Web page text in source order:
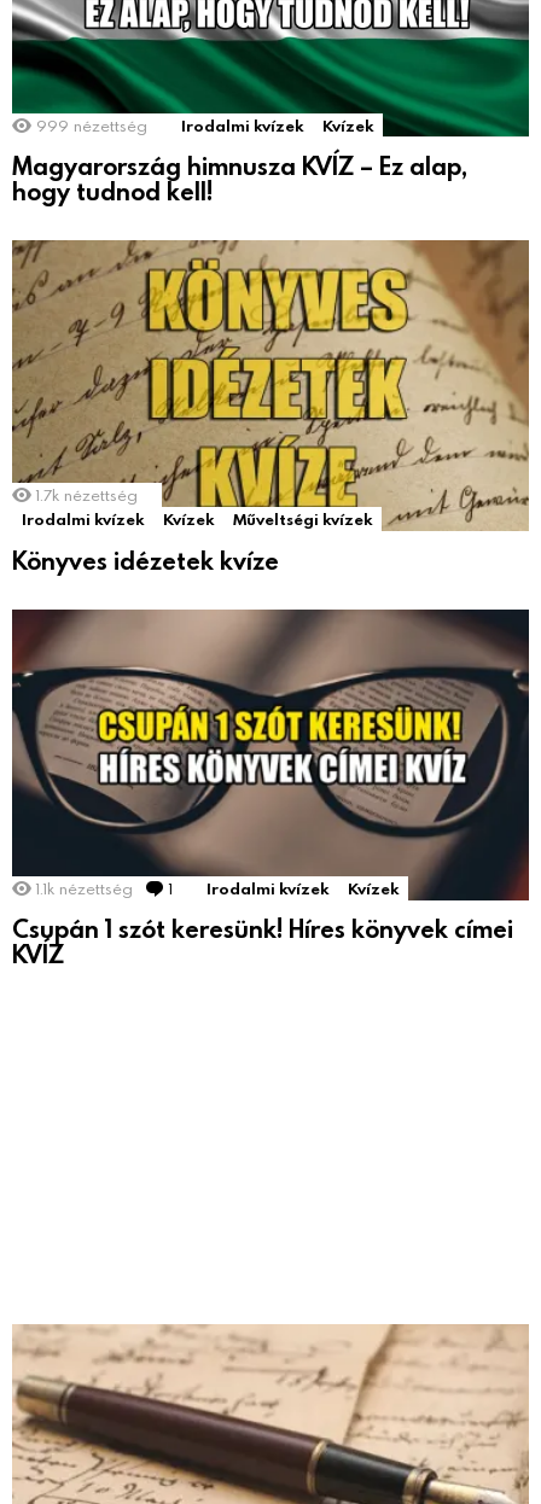
999 nézettség Irodalmi kvízek Kvízek
Magyarország himnusza KVÍZ – Ez alap,
hogy tudnod kell!
1.7k nézettség
Irodalmi kvízek
Kvízek Műveltségi kvízek
Könyves idézetek kvíze
1.1k nézettség 1 Comment
Irodalmi kvízek Kvízek
Csupán 1 szót keresünk! Híres könyvek címei
KVÍZ